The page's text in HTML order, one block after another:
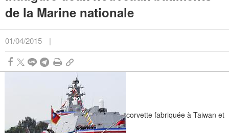
de la Marine nationale
01/04/2015 |
corvette fabriquée à Taiwan et